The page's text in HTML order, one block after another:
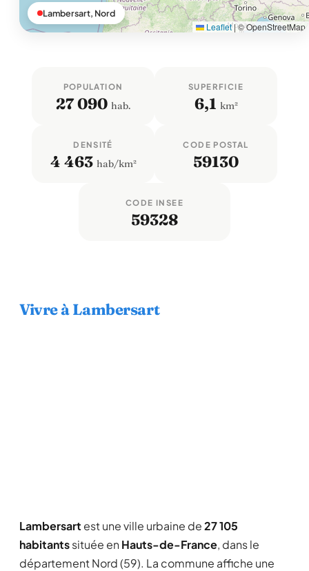
Leaflet |© OpenStreetMap
Lambersart, Nord
POPULATION
27 090 hab.
SUPERFICIE
6,1 km²
DENSITÉ
4 463 hab/km²
CODE POSTAL
59130
CODE INSEE
59328
Vivre à Lambersart
Lambersart est une ville urbaine de27 105
habitantssituée en Hauts-de-France, dans le
département Nord (59). La commune affiche une